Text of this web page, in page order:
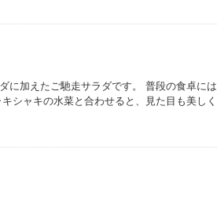
に加えたご馳走サラダです。 普段の食卓には
シャキの水菜と合わせると、見た目も美しく